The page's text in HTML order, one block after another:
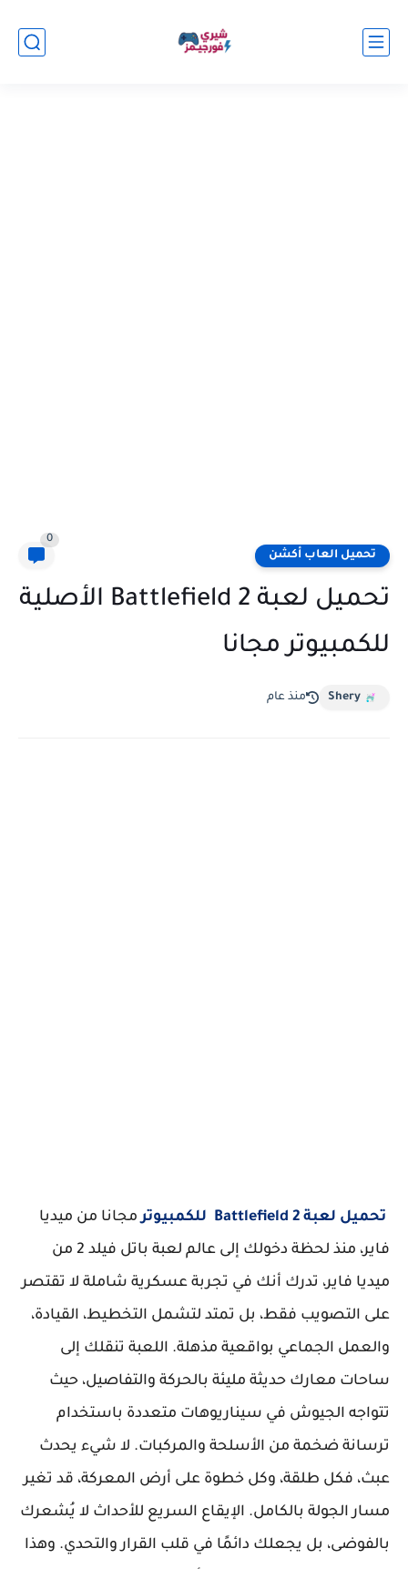
تحميل العاب أكشن
0
تحميل لعبة Battlefield 2 الأصلية
للكمبيوتر مجانا
Shery منذ عام
تحميل لعبة Battlefield 2 للكمبيوتر
مجانا من ميديا
فاير، منذ لحظة دخولك إلى عالم لعبة باتل فيلد 2 من
ميديا فاير، تدرك أنك في تجربة عسكرية شاملة لا تقتصر
على التصويب فقط، بل تمتد لتشمل التخطيط، القيادة،
والعمل الجماعي بواقعية مذهلة. اللعبة تنقلك إلى
ساحات معارك حديثة مليئة بالحركة والتفاصيل، حيث
تتواجه الجيوش في سيناريوهات متعددة باستخدام
ترسانة ضخمة من الأسلحة والمركبات. لا شيء يحدث
عبث، فكل طلقة، وكل خطوة على أرض المعركة، قد تغير
مسار الجولة بالكامل. الإيقاع السريع للأحداث لا يُشعرك
بالفوضى، بل يجعلك دائمًا في قلب القرار والتحدي. وهذا